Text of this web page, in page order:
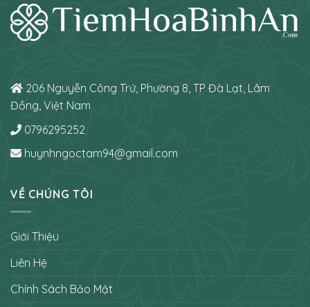
206 Nguyễn Công Trứ, Phường 8, TP Đà Lạt, Lâm
Đồng, Việt Nam
0796295252
huynhngoctam94@gmail.com
VỀ CHÚNG TÔI
Giới Thiệu
Liên Hệ
Chính Sách Bảo Mật